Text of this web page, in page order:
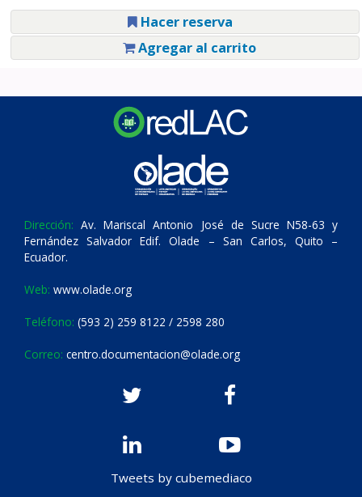
Hacer reserva
Agregar al carrito
Dirección: Av. Mariscal Antonio José de Sucre N58-63 y
Fernández Salvador Edif. Olade – San Carlos, Quito –
Ecuador.
Web: www.olade.org
Teléfono: (593 2) 259 8122 / 2598 280
Correo: centro.documentacion@olade.org
Tweets by cubemediaco